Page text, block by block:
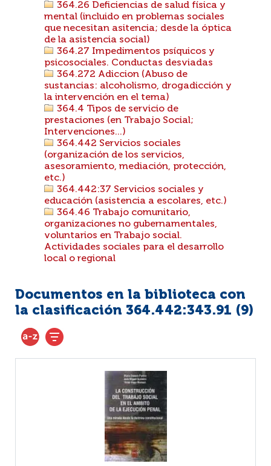
364.26 Deficiencias de salud física y
mental (incluido en problemas sociales
que necesitan asitencia; desde la óptica
de la asistencia social)
364.27 Impedimentos psíquicos y
psicosociales. Conductas desviadas
364.272 Adiccion (Abuso de
sustancias: alcoholismo, drogadicción y
la intervención en el tema)
364.4 Tipos de servicio de
prestaciones (en Trabajo Social;
Intervenciones...)
364.442 Servicios sociales
(organización de los servicios,
asesoramiento, mediación, protección,
etc.)
364.442:37 Servicios sociales y
educación (asistencia a escolares, etc.)
364.46 Trabajo comunitario,
organizaciones no gubernamentales,
voluntarios en Trabajo social.
Actividades sociales para el desarrollo
local o regional
Documentos en la biblioteca con
la clasificación 364.442:343.91 (9)